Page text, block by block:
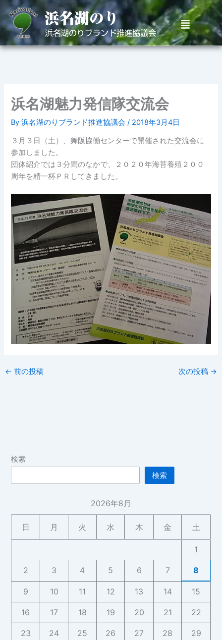
内
を
ス
キ
メ
ニ
ュ
ー
浜名湖魅力発信隊交流会
By浜名湖のりブランド推進協議会/ 2018年3月4日
３月３日（土）、舞阪協働センターで開催された交流会に
参加しました。
団体紹介では３分間のなかで、２０２０年海苔養殖２００
周年を精一杯ＰＲしてきました。
← 前の投稿 次の投稿 →
検索
検索
2026年8月
日 月 火 水 木 金 土
1
2 3 4 5 6 7 8
9 10 11 12 13 14 15
16 17 18 19 20 21 22
23 24 25 26 27 28 29